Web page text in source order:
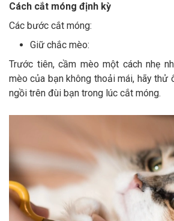
Cách cắt móng định kỳ
Các bước cắt móng:
Giữ chắc mèo:
Trước tiên, cầm mèo một cách nhẹ
mèo của bạn không thoải mái, hãy thử
ngồi trên đùi bạn trong lúc cắt móng.